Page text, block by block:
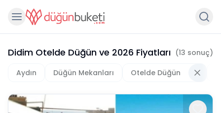
Didim Otelde Düğün ve 2026 Fiyatları (13 sonuç)
Aydın Düğün Mekanları Otelde Düğün